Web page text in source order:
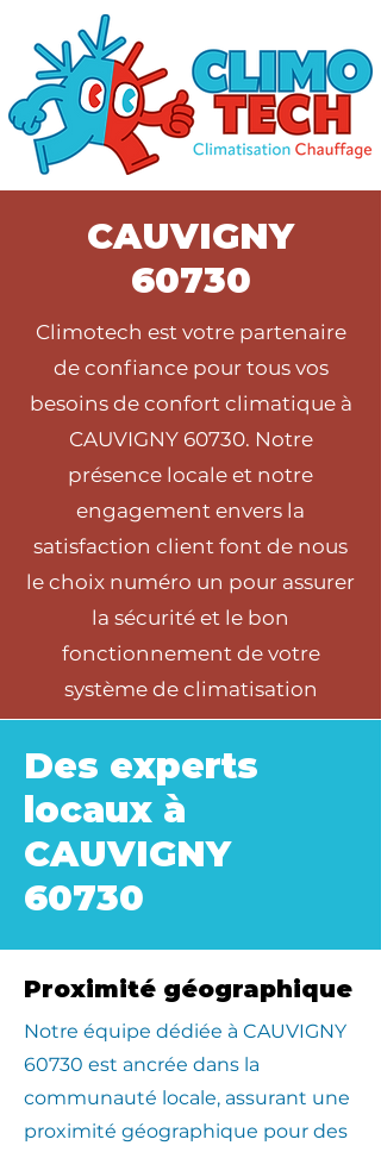
CAUVIGNY
60730
Climotech est votre partenaire
de confiance pour tous vos
besoins de confort climatique à
CAUVIGNY 60730. Notre
présence locale et notre
engagement envers la
satisfaction client font de nous
le choix numéro un pour assurer
la sécurité et le bon
fonctionnement de votre
système de climatisation
Des experts
locaux à
CAUVIGNY
60730
Proximité géographique
​Notre équipe dédiée à CAUVIGNY
60730 est ancrée dans la
communauté locale, assurant une
proximité géographique pour des